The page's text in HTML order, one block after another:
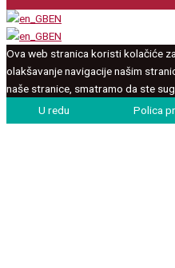
EN
EN
Ova web stranica koristi kolačiće
olakšavanje navigacije našim
naše stranice, smatramo da ste
U redu
Polica